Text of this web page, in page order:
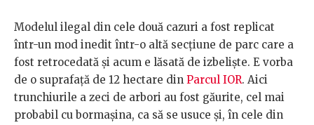
Modelul ilegal din cele două cazuri a fost replicat
într-un mod inedit într-o altă secțiune de parc care a
fost retrocedată și acum e lăsată de izbeliște. E vorba
de o suprafață de 12 hectare din Parcul IOR. Aici
trunchiurile a zeci de arbori au fost găurite, cel mai
probabil cu bormașina, ca să se usuce și, în cele din